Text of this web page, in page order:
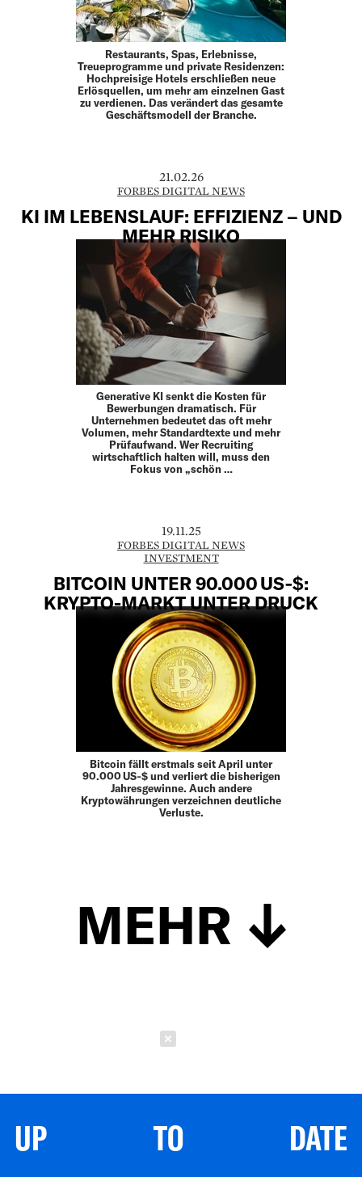
Restaurants, Spas, Erlebnisse,
Treueprogramme und private Residenzen:
Hochpreisige Hotels erschließen neue
Erlösquellen, um mehr am einzelnen Gast
zu verdienen. Das verändert das gesamte
Geschäftsmodell der Branche.
21.02.26
FORBES DIGITAL NEWS
KI IM LEBENSLAUF: EFFIZIENZ – UND
MEHR RISIKO
Generative KI senkt die Kosten für
Bewerbungen dramatisch. Für
Unternehmen bedeutet das oft mehr
Volumen, mehr Standardtexte und mehr
Prüfaufwand. Wer Recruiting
wirtschaftlich halten will, muss den
Fokus von „schön …
19.11.25
FORBES DIGITAL NEWS
INVESTMENT
BITCOIN UNTER 90.000 US‑$:
KRYPTO-MARKT UNTER DRUCK
Bitcoin fällt erstmals seit April unter
90.000 US‑$ und verliert die bisherigen
Jahresgewinne. Auch andere
Kryptowährungen verzeichnen deutliche
Verluste.
MEHR
UP TO DATE